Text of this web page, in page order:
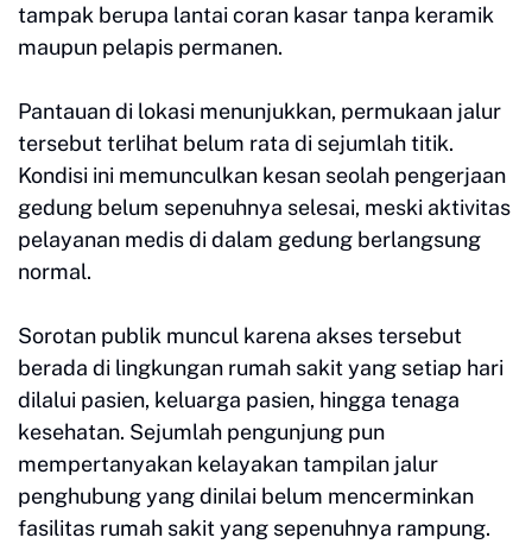
tampak berupa lantai coran kasar tanpa keramik
maupun pelapis permanen.
Pantauan di lokasi menunjukkan, permukaan jalur
tersebut terlihat belum rata di sejumlah titik.
Kondisi ini memunculkan kesan seolah pengerjaan
gedung belum sepenuhnya selesai, meski aktivitas
pelayanan medis di dalam gedung berlangsung
normal.
Sorotan publik muncul karena akses tersebut
berada di lingkungan rumah sakit yang setiap hari
dilalui pasien, keluarga pasien, hingga tenaga
kesehatan. Sejumlah pengunjung pun
mempertanyakan kelayakan tampilan jalur
penghubung yang dinilai belum mencerminkan
fasilitas rumah sakit yang sepenuhnya rampung.